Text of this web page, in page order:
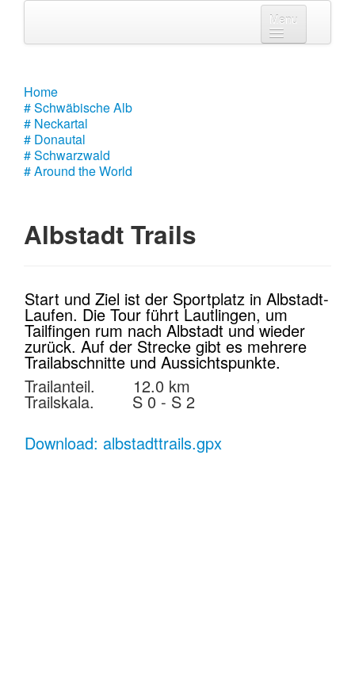
Menu
# Schwäbische Alb
# Neckartal
# Donautal
Home
# Schwäbische Alb
# Neckartal
# Donautal
# Schwarzwald
# Around the World
Albstadt Trails
Start und Ziel ist der Sportplatz in Albstadt-
Laufen. Die Tour führt Lautlingen, um
Tailfingen rum nach Albstadt und wieder
zurück. Auf der Strecke gibt es mehrere
Trailabschnitte und Aussichtspunkte.
Trailanteil. 12.0 km
Trailskala. S 0 - S 2
Download: albstadttrails.gpx